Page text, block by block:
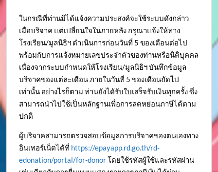
ในกรณีที่ท่านมิได้แจ้งความประสงค์จะใช้ระบบดังกล่าว
เมื่อบริจาค แต่เปลี่ยนใจในภายหลัง กรุณาแจ้งให้ทาง
โรงเรียน/มูลนิธิฯ ดำเนินการก่อนวันที่ 5 ของเดือนต่อไป
พร้อมกับการแจ้งหมายเลขประจำตัวของท่านหรือนิติบุคคล
เนื่องจากระบบกำหนดให้โรงเรียน/มูลนิธิฯ บันทึกข้อมูล
บริจาคของแต่ละเดือน ภายในวันที่ 5 ของเดือนถัดไป
เท่านั้น อย่างไรก็ตาม ท่านยังได้รับใบเสร็จรับเงินทุกครั้ง ซึ่ง
สามารถนำไปใช้เป็นหลักฐานเพื่อการลดหย่อนภาษีได้ตาม
ปกติ
ผู้บริจาคสามารถตรวจสอบข้อมูลการบริจาคของตนเองทาง
อินเทอร์เน็ตได้ที่ https://epayapp.rd.go.th/rd-
edonation/portal/for-donorโดยใช้รหัสผู้ใช้และรหัสผ่าน